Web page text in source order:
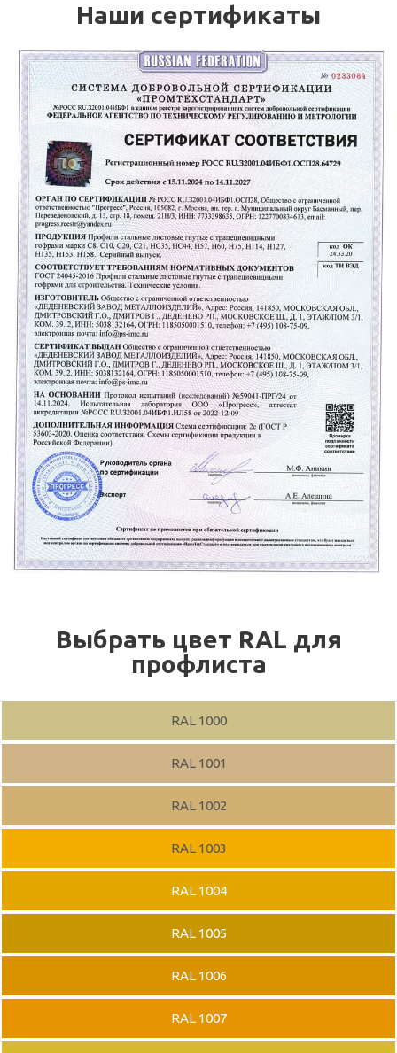
Наши сертификаты
Выбрать цвет RAL для
профлиста
RAL 1000
RAL 1001
RAL 1002
RAL 1003
RAL 1004
RAL 1005
RAL 1006
RAL 1007